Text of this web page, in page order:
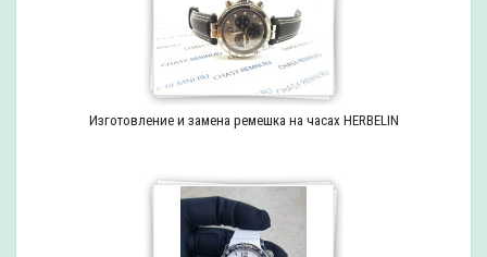
Изготовление и замена ремешка на часах HERBELIN